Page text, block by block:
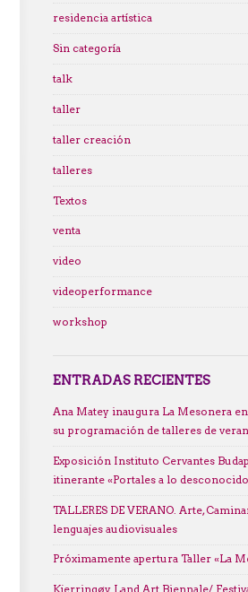
residencia artística
Sin categoría
talk
taller
taller creación
talleres
Textos
venta
video
videoperformance
workshop
ENTRADAS RECIENTES
Ana Matey inaugura La Mesonera
su programación de talleres de
Exposición Instituto Cervantes
itinerante «Portales a lo
TALLERES DE VERANO. Arte,
lenguajes audiovisuales
Próximamente apertura Taller «La